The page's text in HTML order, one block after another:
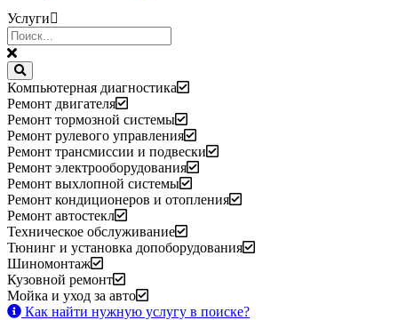
Услуги
Компьютерная диагностика
Ремонт двигателя
Ремонт тормозной системы
Ремонт рулевого управления
Ремонт трансмиссии и подвески
Ремонт электрооборудования
Ремонт выхлопной системы
Ремонт кондиционеров и отопления
Ремонт автостекл
Техническое обслуживание
Тюнинг и установка допоборудования
Шиномонтаж
Кузовной ремонт
Мойка и уход за авто
Как найти нужную услугу в поиске?